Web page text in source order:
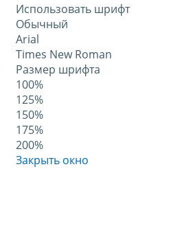
Использовать шрифт
Обычный
Arial
Times New Roman
Размер шрифта
100%
125%
150%
175%
200%
Закрыть окно